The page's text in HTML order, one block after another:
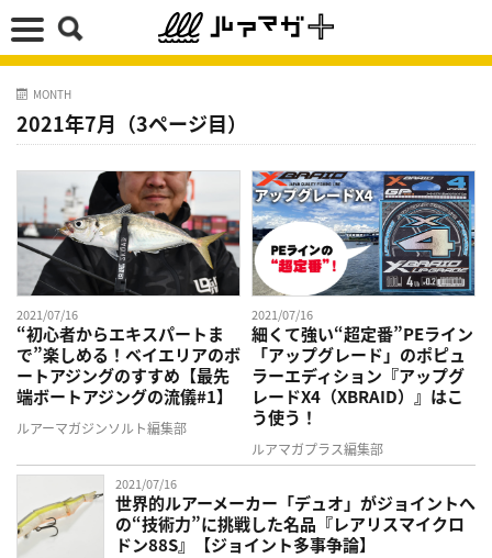
MONTH
2021年7月（3ページ目）
2021/07/16
“初心者からエキスパートま
で”楽しめる！ベイエリアのボ
ートアジングのすすめ【最先
端ボートアジングの流儀#1】
ルアーマガジンソルト編集部
2021/07/16
細くて強い“超定番”PEライン
「アップグレード」のポピュ
ラーエディション『アップグ
レードX4（XBRAID）』はこ
う使う！
ルアマガプラス編集部
2021/07/16
世界的ルアーメーカー「デュオ」がジョイントへ
の“技術力”に挑戦した名品『レアリスマイクロ
ドン88S』【ジョイント多事争論】